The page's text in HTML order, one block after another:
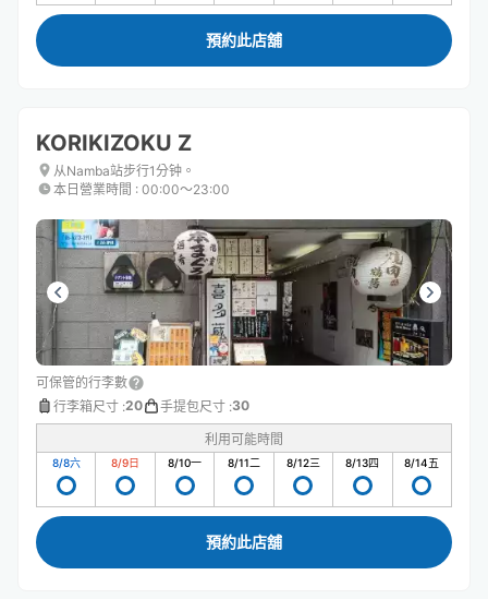
預約此店舖
KORIKIZOKU Z
从Namba站步行1分钟。
本日營業時間 : 00:00〜23:00
可保管的行李數
行李箱尺寸 :20 手提包尺寸 :30
利用可能時間
8/8六 8/9日 8/10一 8/11二 8/12三 8/13四 8/14五
預約此店舖